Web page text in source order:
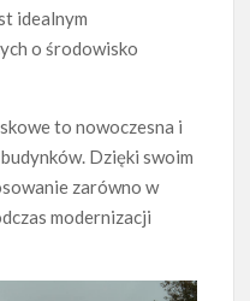
idealnym
o środowisko
to nowoczesna i
Dzięki swoim
zarówno w
modernizacji